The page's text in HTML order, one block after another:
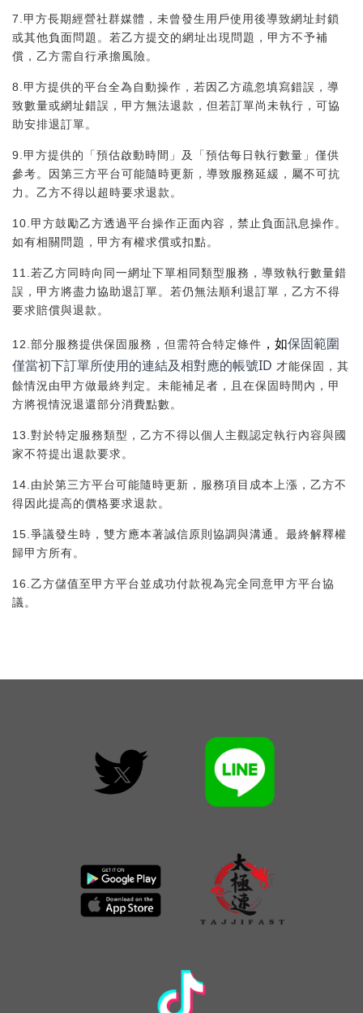
7.甲方長期經營社群媒體，未曾發生用戶使用後導致網址封鎖
或其他負面問題。若乙方提交的網址出現問題，甲方不予補
償，乙方需自行承擔風險。
8.甲方提供的平台全為自動操作，若因乙方疏忽填寫錯誤，導
致數量或網址錯誤，甲方無法退款，但若訂單尚未執行，可協
助安排退訂單。
9.甲方提供的「預估啟動時間」及「預估每日執行數量」僅供
參考。因第三方平台可能隨時更新，導致服務延緩，屬不可抗
力。乙方不得以超時要求退款。
10.甲方鼓勵乙方透過平台操作正面內容，禁止負面訊息操作。
如有相關問題，甲方有權求償或扣點。
11.若乙方同時向同一網址下單相同類型服務，導致執行數量錯
誤，甲方將盡力協助退訂單。若仍無法順利退訂單，乙方不得
要求賠償與退款。
12.部分服務提供保固服務，但需符合特定條件 ，如保固範圍
僅當初下訂單所使用的連結及相對應的帳號ID 才能保固，其
餘情況由甲方做最終判定。未能補足者，且在保固時間內，甲
方將視情況退還部分消費點數。
13.對於特定服務類型，乙方不得以個人主觀認定執行內容與國
家不符提出退款要求。
14.由於第三方平台可能隨時更新，服務項目成本上漲，乙方不
得因此提高的價格要求退款。
15.爭議發生時，雙方應本著誠信原則協調與溝通。最終解釋權
歸甲方所有。
16.乙方儲值至甲方平台並成功付款視為完全同意甲方平台協
議。